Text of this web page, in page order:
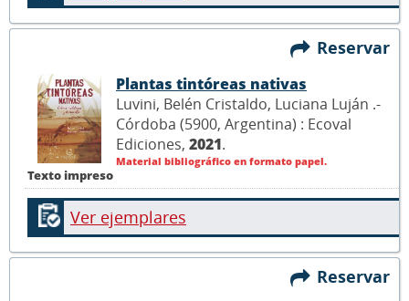
Reservar
Texto impreso
Plantas tintóreas nativas
Luvini, Belén Cristaldo, Luciana Luján .-
Córdoba (5900, Argentina) : Ecoval
Ediciones, 2021.
Material bibliográfico en formato papel.
Ver ejemplares
Reservar